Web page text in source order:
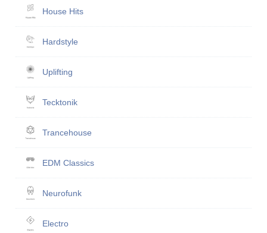
House Hits
Hardstyle
Uplifting
Tecktonik
Trancehouse
EDM Classics
Neurofunk
Electro